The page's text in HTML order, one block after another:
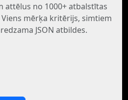
attēlus no 1000+ atbalstītas
mērķa kritērijs, simtiem
JSON atbildes.